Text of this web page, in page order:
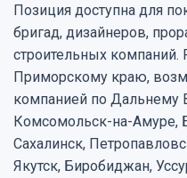
Позиция доступна для
бригад, дизайнеров,
строительных компаний.
Приморскому краю,
компанией по Дальнему
Комсомольск-на-Амуре,
Сахалинск,
Якутск, Биробиджан,